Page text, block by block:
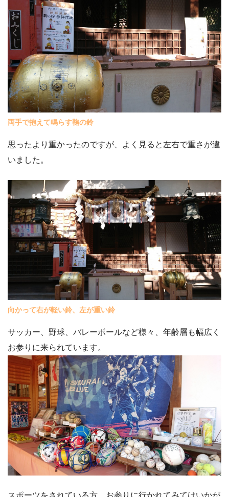
両手で抱えて鳴らす鞠の鈴
思ったより重かったのですが、よく見ると左右で重さが違
いました。
向かって右が軽い鈴、左が重い鈴
サッカー、野球、バレーボールなど様々、年齢層も幅広く
お参りに来られています。
スポーツをされている方、お参りに行かれてみてはいかが